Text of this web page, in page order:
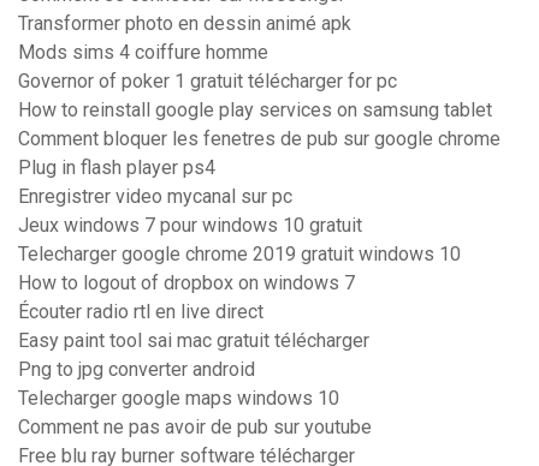
Transformer photo en dessin animé apk
Mods sims 4 coiffure homme
Governor of poker 1 gratuit télécharger for pc
How to reinstall google play services on samsung tablet
Comment bloquer les fenetres de pub sur google chrome
Plug in flash player ps4
Enregistrer video mycanal sur pc
Jeux windows 7 pour windows 10 gratuit
Telecharger google chrome 2019 gratuit windows 10
How to logout of dropbox on windows 7
Écouter radio rtl en live direct
Easy paint tool sai mac gratuit télécharger
Png to jpg converter android
Telecharger google maps windows 10
Comment ne pas avoir de pub sur youtube
Free blu ray burner software télécharger